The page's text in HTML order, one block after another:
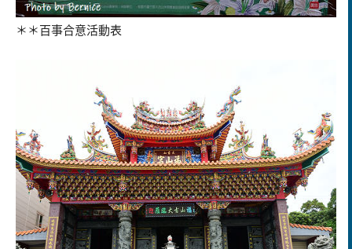
＊＊百事合意活動表